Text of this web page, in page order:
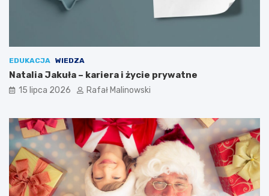
EDUKACJA WIEDZA
Natalia Jakuła – kariera i życie prywatne
15 lipca 2026 Rafał Malinowski